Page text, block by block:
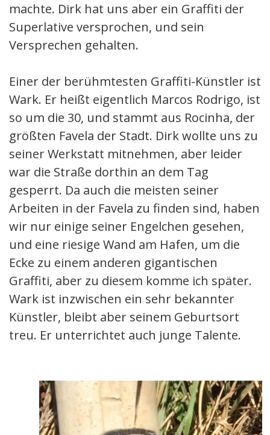
machte. Dirk hat uns aber ein Graffiti der
Superlative versprochen, und sein
Versprechen gehalten.
Einer der berühmtesten Graffiti-Künstler ist
Wark. Er heißt eigentlich Marcos Rodrigo, ist
so um die 30, und stammt aus Rocinha, der
größten Favela der Stadt. Dirk wollte uns zu
seiner Werkstatt mitnehmen, aber leider
war die Straße dorthin an dem Tag
gesperrt. Da auch die meisten seiner
Arbeiten in der Favela zu finden sind, haben
wir nur einige seiner Engelchen gesehen,
und eine riesige Wand am Hafen, um die
Ecke zu einem anderen gigantischen
Graffiti, aber zu diesem komme ich später.
Wark ist inzwischen ein sehr bekannter
Künstler, bleibt aber seinem Geburtsort
treu. Er unterrichtet auch junge Talente.